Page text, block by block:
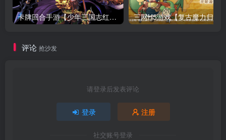
卡牌回合手游【少年三国志红将版】最新整理Linux手工服务端+懒人助手+安卓客户端+GM后台+搭建教程
评论 抢沙发
请登录后发表评论
登录 注册
社交账号登录